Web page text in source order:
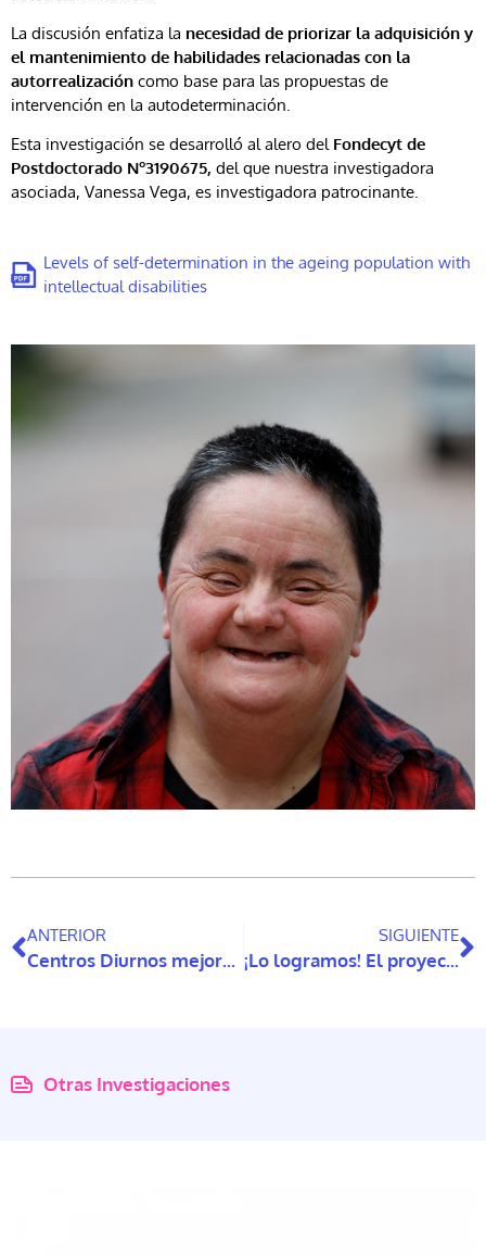
La discusión enfatiza la necesidad de priorizar la adquisición y
el mantenimiento de habilidades relacionadas con la
autorrealización como base para las propuestas de
intervención en la autodeterminación.
Esta investigación se desarrolló al alero del Fondecyt de
Postdoctorado Nº3190675, del que nuestra investigadora
asociada, Vanessa Vega, es investigadora patrocinante.
Levels of self-determination in the ageing population with
intellectual disabilities
ANTERIOR
Centros Diurnos mejoran percepción de apoyo social y disminuyen fragilidad en personas mayores
SIGUIENTE
¡Lo logramos! El proyecto de la nueva Constitución estará en Lectura Fácil
Otras Investigaciones